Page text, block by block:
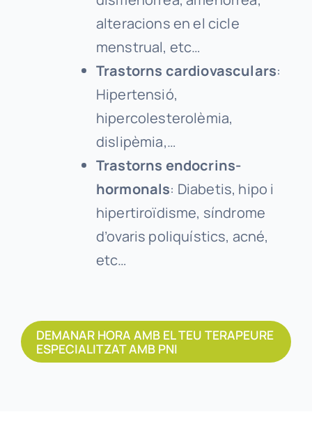
alteracions en el cicle
menstrual, etc…
Trastorns cardiovasculars:
Hipertensió,
hipercolesterolèmia,
dislipèmia,…
Trastorns endocrins-
hormonals: Diabetis, hipo i
hipertiroïdisme, síndrome
d’ovaris poliquístics, acné,
etc…
DEMANAR HORA AMB EL TEU TERAPEURE
ESPECIALITZAT AMB PNI